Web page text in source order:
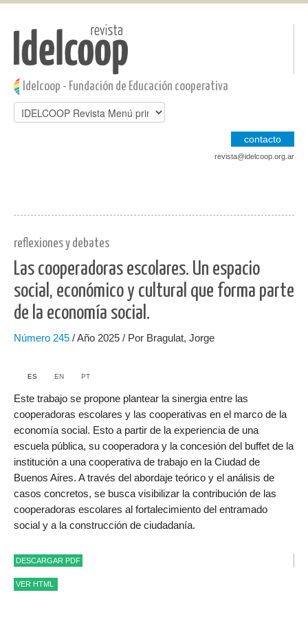
Pasar al contenido principal
Jump to main content
Idelcoop - Fundación de Educación cooperativa
contacto
revista@idelcoop.org.ar
reflexiones y debates
Las cooperadoras escolares. Un espacio
social, económico y cultural que forma parte
de la economía social.
Número 245 / Año 2025 / Por Bragulat, Jorge
ES EN PT
Este trabajo se propone plantear la sinergia entre las
cooperadoras escolares y las cooperativas en el marco de la
economía social. Esto a partir de la experiencia de una
escuela pública, su cooperadora y la concesión del buffet de la
institución a una cooperativa de trabajo en la Ciudad de
Buenos Aires. A través del abordaje teórico y el análisis de
casos concretos, se busca visibilizar la contribución de las
cooperadoras escolares al fortalecimiento del entramado
social y a la construcción de ciudadanía.
DESCARGAR PDF
VER HTML